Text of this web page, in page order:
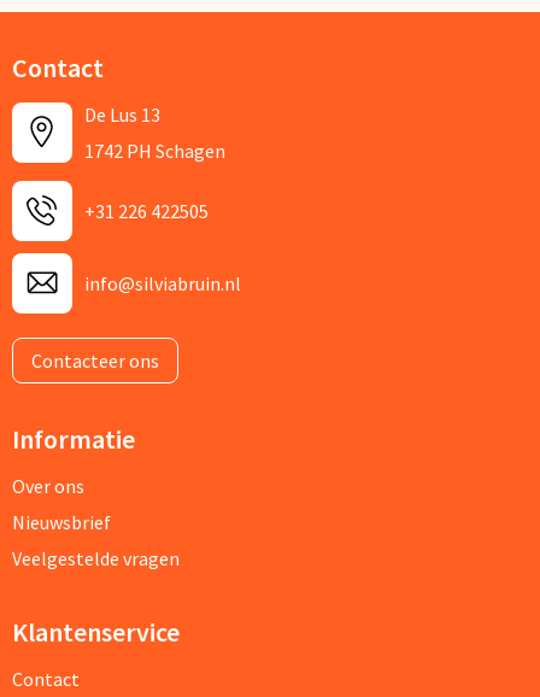
Contact
De Lus 13
1742 PH Schagen
+31 226 422505
info@silviabruin.nl
Contacteer ons
Informatie
Over ons
Nieuwsbrief
Veelgestelde vragen
Klantenservice
Contact